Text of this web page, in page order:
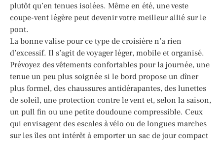
plutôt qu’en tenues isolées. Même en été, une veste
coupe-vent légère peut devenir votre meilleur allié sur le
pont.
La bonne valise pour ce type de croisière n’a rien
d’excessif. Il s’agit de voyager léger, mobile et organisé.
Prévoyez des vêtements confortables pour la journée, une
tenue un peu plus soignée si le bord propose un dîner
plus formel, des chaussures antidérapantes, des lunettes
de soleil, une protection contre le vent et, selon la saison,
un pull fin ou une petite doudoune compressible. Ceux
qui envisagent des escales à vélo ou de longues marches
sur les îles ont intérêt à emporter un sac de jour compact